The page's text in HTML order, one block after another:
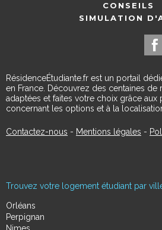
CONSEILS
SIMULATION
RésidenceÉtudiante.fr est un portail
en France. Découvrez des centaines de
adaptées et faites votre choix grâce aux
concernant les options et à la
Contactez-nous - Mentions légales -
Trouvez votre logement étudiant par
Orléans
Perpignan